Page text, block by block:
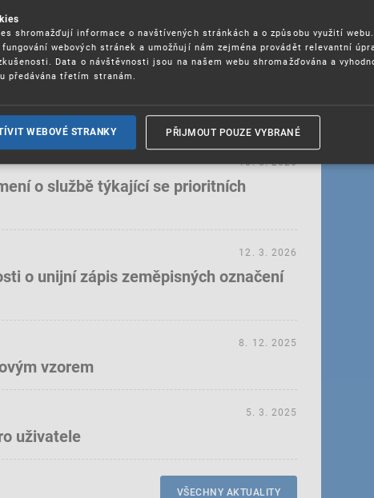
tržištích nacházejících se mimo
IPR
a vymáhání IPR ve třetích zemích
o službě týkající se prioritních
18. 5. 2026
o unijní zápis zeměpisných označení
12. 3. 2026
vzorem
8. 12. 2025
uživatele
5. 3. 2025
VŠECHNY AKTUALITY
shromažďují informace o navštívených stránkách a o způsobu využití
webových stránek a umožňují nám zejména provádět relevantní
Data o návštěvnosti jsou na našem webu shromažďována a
předávána třetím stranám.
WEBOVÉ STRANKY PŘIJMOUT POUZE VYBRANÉ